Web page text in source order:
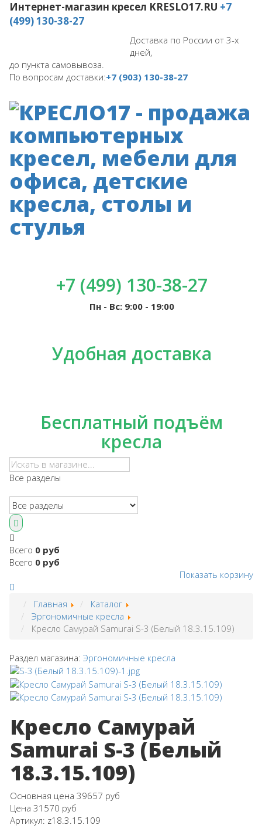
Интернет-магазин кресел KRESLO17.RU +7
(499) 130-38-27
Доставка по России от 3-х
дней,
до пункта самовывоза.
По вопросам доставки:+7 (903) 130-38-27
+7 (499) 130-38-27
Пн - Вс: 9:00 - 19:00
Удобная доставка
Бесплатный подъём
кресла
Все разделы
Всего 0 руб
Всего 0 руб
Показать корзину
Главная
Каталог
Эргономичные кресла
Кресло Самурай Samurai S-3 (Белый 18.3.15.109)
Раздел магазина: Эргономичные кресла
Кресло Самурай
Samurai S-3 (Белый
18.3.15.109)
Основная цена 39657 руб
Цена 31570 руб
Артикул: z18.3.15.109